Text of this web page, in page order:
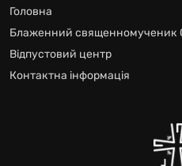
Головна
Блаженний священномученик
Відпустовий центр
Контактна інформація